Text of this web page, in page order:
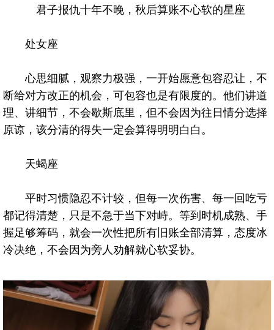
易德轩首席风水大师铁笔居士简介！！
2021-9-2
易德轩通告：本网站易德轩商标及LOGO注册声明
君子报仇十年不晚，秋后算账不心软的星座
处女座
心思细腻，观察力极强，一开始愿意包容忍让，不
断给对方改正的机会，可包容也是有限度的。他们讲道
理、讲细节，不会歇斯底里，但不会因为往日情分选择
原谅，该分清的得失一定会算得明明白白。
天蝎座
平时习惯隐忍不计较，但每一次伤害、每一回吃亏
都记得清楚，只是不急于当下对峙。等到时机成熟、手
握足够筹码，就会一次性把所有旧账全部清算，态度冰
冷决绝，不会因为旁人劝解就心软妥协。